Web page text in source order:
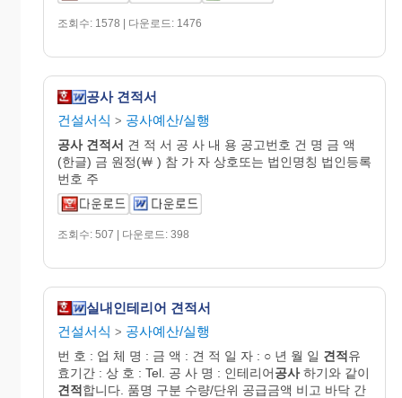
조회수: 1578 | 다운로드: 1476
공사 견적서
건설서식 > 공사예산/실행
공사 견적서 견 적 서 공 사 내 용 공고번호 건 명 금 액
(한글) 금 원정(￦ ) 참 가 자 상호또는 법인명칭 법인등록
번호 주
조회수: 507 | 다운로드: 398
실내인테리어 견적서
건설서식 > 공사예산/실행
번 호 : 업 체 명 : 금 액 : 견 적 일 자 : ○ 년 월 일 견적유
효기간 : 상 호 : Tel. 공 사 명 : 인테리어공사하기와 같이
견적합니다. 품명 구분 수량/단위 공급금액 비고 바닥 간